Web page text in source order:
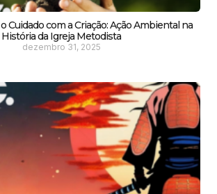
Cuidado com a Criação: Ação Ambiental na
História da Igreja Metodista
dezembro 31, 2025